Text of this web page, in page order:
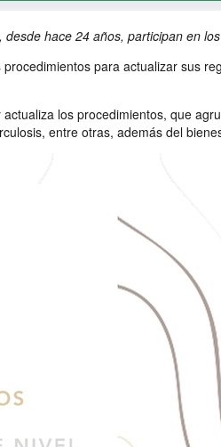
hace 24 años, participan en
para actualizar sus
los procedimientos, que
entre otras, además del